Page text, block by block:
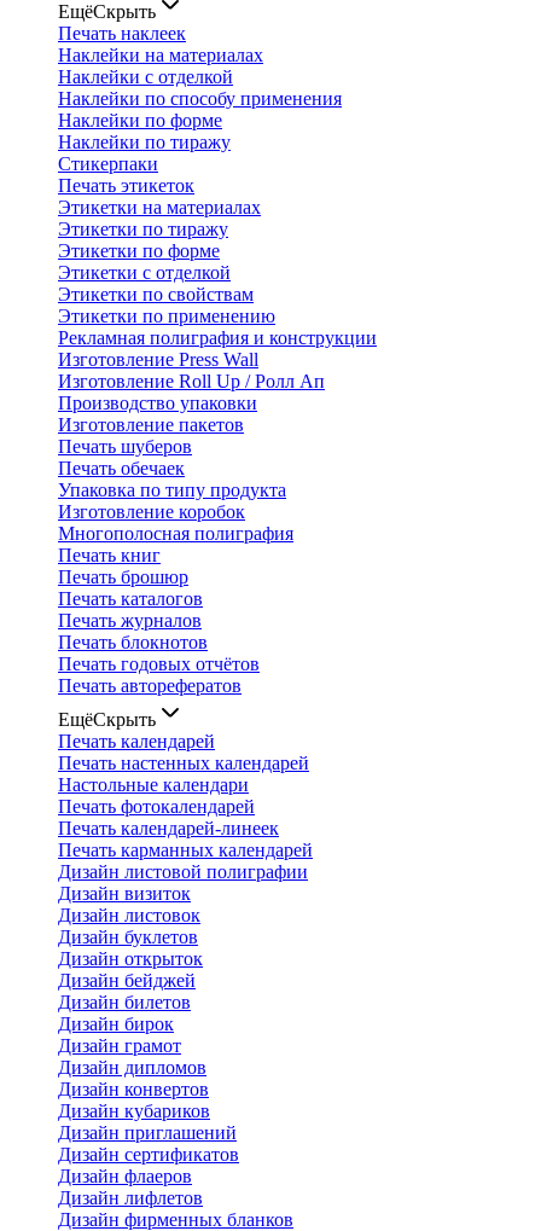
ЕщёСкрыть
Печать наклеек
Наклейки на материалах
Наклейки с отделкой
Наклейки по способу применения
Наклейки по форме
Наклейки по тиражу
Стикерпаки
Печать этикеток
Этикетки на материалах
Этикетки по тиражу
Этикетки по форме
Этикетки с отделкой
Этикетки по свойствам
Этикетки по применению
Рекламная полиграфия и конструкции
Изготовление Press Wall
Изготовление Roll Up / Ролл Ап
Производство упаковки
Изготовление пакетов
Печать шуберов
Печать обечаек
Упаковка по типу продукта
Изготовление коробок
Многополосная полиграфия
Печать книг
Печать брошюр
Печать каталогов
Печать журналов
Печать блокнотов
Печать годовых отчётов
Печать авторефератов
ЕщёСкрыть
Печать календарей
Печать настенных календарей
Настольные календари
Печать фотокалендарей
Печать календарей-линеек
Печать карманных календарей
Дизайн листовой полиграфии
Дизайн визиток
Дизайн листовок
Дизайн буклетов
Дизайн открыток
Дизайн бейджей
Дизайн билетов
Дизайн бирок
Дизайн грамот
Дизайн дипломов
Дизайн конвертов
Дизайн кубариков
Дизайн приглашений
Дизайн сертификатов
Дизайн флаеров
Дизайн лифлетов
Дизайн фирменных бланков